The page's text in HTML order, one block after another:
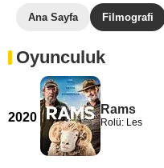
Ana Sayfa Filmografi
Oyunculuk
2020
Rams
Rolü: Les